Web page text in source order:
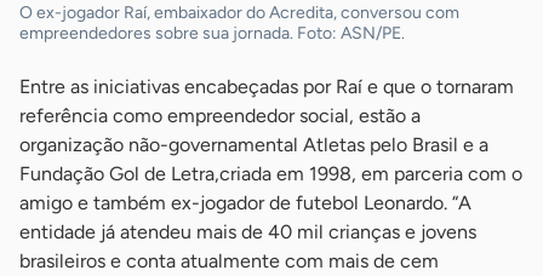
O ex-jogador Raí, embaixador do Acredita, conversou com
empreendedores sobre sua jornada. Foto: ASN/PE.
Entre as iniciativas encabeçadas por Raí e que o tornaram
referência como empreendedor social, estão a
organização não-governamental Atletas pelo Brasil e a
Fundação Gol de Letra,criada em 1998, em parceria com o
amigo e também ex-jogador de futebol Leonardo. “A
entidade já atendeu mais de 40 mil crianças e jovens
brasileiros e conta atualmente com mais de cem